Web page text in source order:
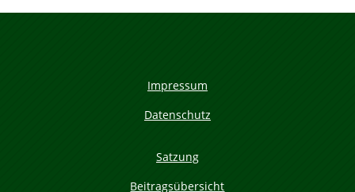
Impressum
Datenschutz
Satzung
Beitragsübersicht